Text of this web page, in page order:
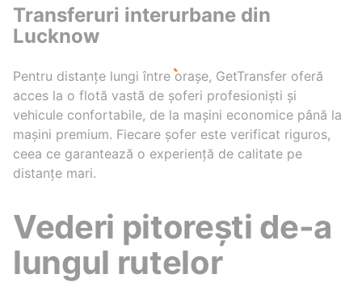
Transferuri interurbane din
Lucknow
Pentru distanțe lungi între orașe, GetTransfer oferă
acces la o flotă vastă de șoferi profesioniști și
vehicule confortabile, de la mașini economice până la
mașini premium. Fiecare șofer este verificat riguros,
ceea ce garantează o experiență de calitate pe
distanțe mari.
Vederi pitorești de-a
lungul rutelor